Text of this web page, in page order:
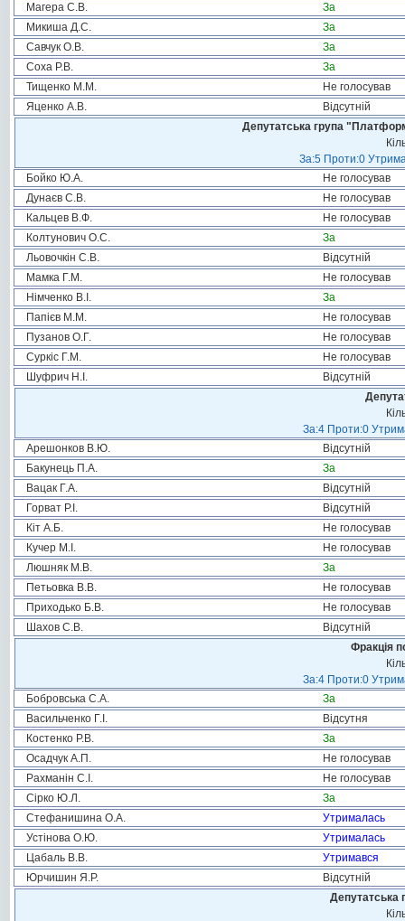
Магера С.В.
За
Микиша Д.С.
За
Савчук О.В.
За
Соха Р.В.
За
Тищенко М.М.
Не голосував
Яценко А.В.
Відсутній
Депутатська група
За:5 Проти:0
Бойко Ю.А.
Не голосував
Дунаєв С.В.
Не голосував
Кальцев В.Ф.
Не голосував
Колтунович О.С.
За
Льовочкін С.В.
Відсутній
Мамка Г.М.
Не голосував
Німченко В.І.
За
Папієв М.М.
Не голосував
Пузанов О.Г.
Не голосував
Суркіс Г.М.
Не голосував
Шуфрич Н.І.
Відсутній
За:4 Проти:0
Арешонков В.Ю.
Відсутній
Бакунець П.А.
За
Вацак Г.А.
Відсутній
Горват Р.І.
Відсутній
Кіт А.Б.
Не голосував
Кучер М.І.
Не голосував
Люшняк М.В.
За
Петьовка В.В.
Не голосував
Приходько Б.В.
Не голосував
Шахов С.В.
Відсутній
Фракція
За:4 Проти:0
Бобровська С.А.
За
Васильченко Г.І.
Відсутня
Костенко Р.В.
За
Осадчук А.П.
Не голосував
Рахманін С.І.
Не голосував
Сірко Ю.Л.
За
Стефанишина О.А.
Утрималась
Устінова О.Ю.
Утрималась
Цабаль В.В.
Утримався
Юрчишин Я.Р.
Відсутній
Депутатська